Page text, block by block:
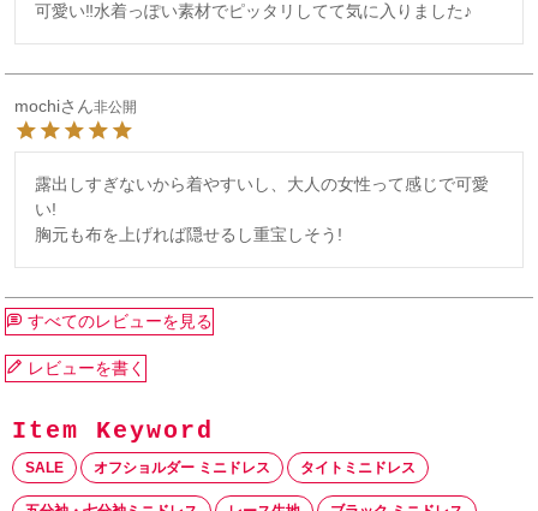
可愛い‼︎水着っぽい素材でピッタリしてて気に入りました♪
mochi 非公開
露出しすぎないから着やすいし、大人の女性って感じで可愛
い!
胸元も布を上げれば隠せるし重宝しそう!
すべてのレビューを見る
レビューを書く
SALE オフショルダー ミニドレス タイトミニドレス